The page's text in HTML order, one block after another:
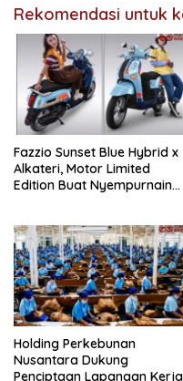
Rekomendasi untuk
Fazzio Sunset Blue Hybrid x
Alkateri, Motor Limited
Edition Buat Nyempurnain
Holding Perkebunan
Nusantara Dukung
Penciptaan Lapangan